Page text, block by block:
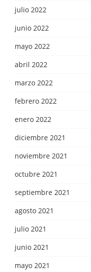
julio 2022
junio 2022
mayo 2022
abril 2022
marzo 2022
febrero 2022
enero 2022
diciembre 2021
noviembre 2021
octubre 2021
septiembre 2021
agosto 2021
julio 2021
junio 2021
mayo 2021